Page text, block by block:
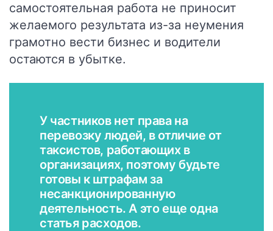
самостоятельная работа не приносит
желаемого результата из-за неумения
грамотно вести бизнес и водители
остаются в убытке.
У частников нет права на
перевозку людей, в отличие от
таксистов, работающих в
организациях, поэтому будьте
готовы к штрафам за
несанкционированную
деятельность. А это еще одна
статья расходов.